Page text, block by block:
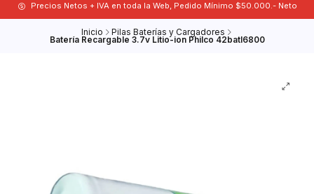
Precios Netos + IVA en toda la Web, Pedido Mínimo $50.000.- Neto
Inicio Pilas Baterías y Cargadores
Batería Recargable 3.7v Litio-ion Philco 42batl6800